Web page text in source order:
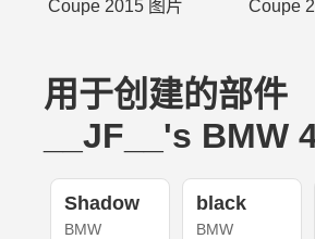
用于创建的部件
__JF__'s BMW
Shadow
BMW
black
BMW